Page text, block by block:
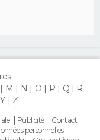
:
M N O P Q
R
Y Z
Publicité
Contact
personnelles